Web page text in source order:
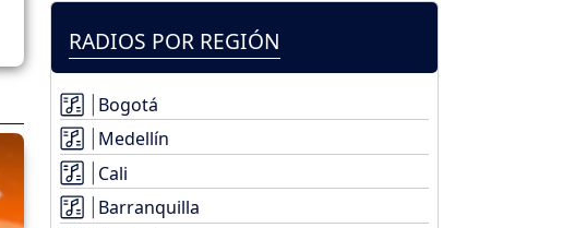
RADIOS POR REGIÓN
Bogotá
Medellín
Cali
Barranquilla